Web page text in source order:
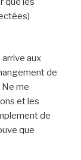
arrive aux
de
me
et les
de
que